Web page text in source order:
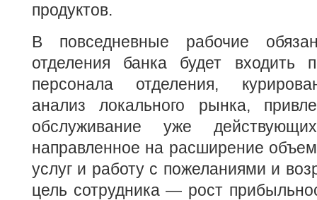
продуктов.
В повседневные рабочие
отделения банка будет входить
персонала отделения,
анализ локального рынка,
обслуживание уже
направленное на расширение
услуг и работу с пожеланиями и
цель сотрудника — рост